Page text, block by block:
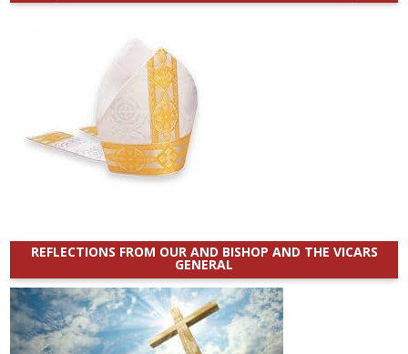
REFLECTIONS FROM OUR AND BISHOP AND THE VICARS
GENERAL